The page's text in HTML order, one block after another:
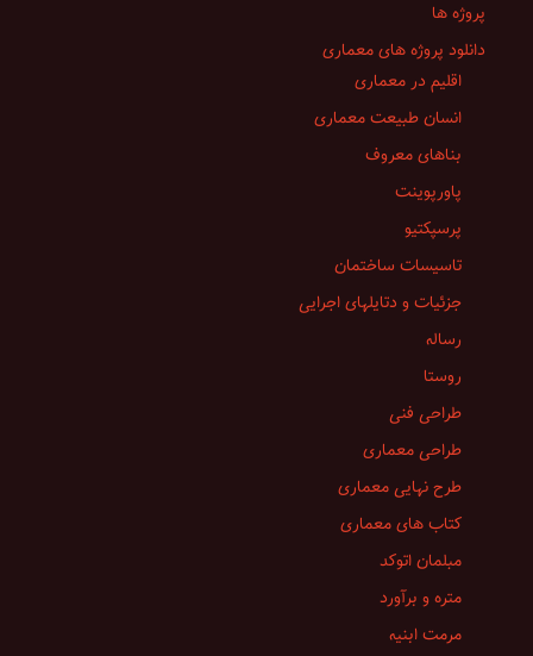
پروژه ها
دانلود پروژه های معماری
اقلیم در معماری
انسان طبیعت معماری
بناهای معروف
پاورپوینت
پرسپکتیو
تاسیسات ساختمان
جزئیات و دتایلهای اجرایی
رساله
روستا
طراحی فنی
طراحی معماری
طرح نهایی معماری
کتاب های معماری
مبلمان اتوکد
متره و برآورد
مرمت ابنیه